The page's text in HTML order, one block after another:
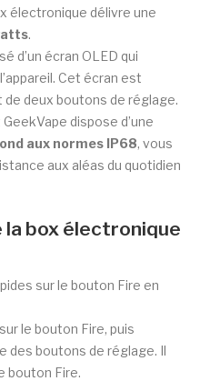
électronique délivre une
.
d’un écran OLED qui
Cet écran est
de deux boutons de réglage.
dispose d’une
aux normes IP68, vous
aux aléas du quotidien
box électronique
sur le bouton Fire en
le bouton Fire, puis
des boutons de réglage. Il
bouton Fire.